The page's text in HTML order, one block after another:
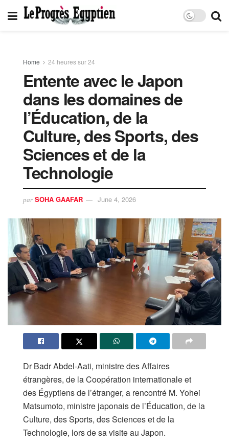
Home 24 heures sur 24
Entente avec le Japon
dans les domaines de
l’Éducation, de la
Culture, des Sports, des
Sciences et de la
Technologie
par SOHA GAAFAR June 4, 2026
Dr Badr Abdel-Aati, ministre des Affaires
étrangères, de la Coopération internationale et
des Égyptiens de l’étranger, a rencontré M. Yohei
Matsumoto, ministre japonais de l’Éducation, de la
Culture, des Sports, des Sciences et de la
Technologie, lors de sa visite au Japon.